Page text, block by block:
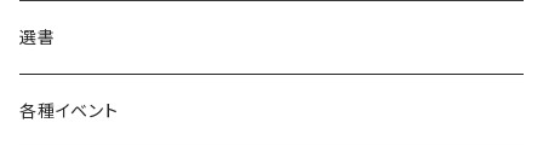
その他
ウェア
選書
各種イベント